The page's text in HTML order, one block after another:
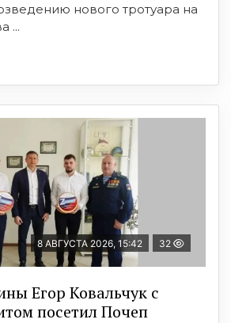
нового тротуара на
...
8 АВГУСТА 2026, 15:42 32
Егор Ковальчук с
посетил Почеп